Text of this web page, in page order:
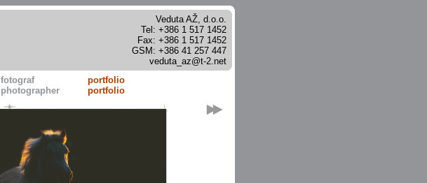
Veduta AŽ, d.o.o.
Tel: +386 1 517 1452
Fax: +386 1 517 1452
GSM: +386 41 257 447
veduta_ az@t-2.net
fotograf
photographer
portfolio
portfolio